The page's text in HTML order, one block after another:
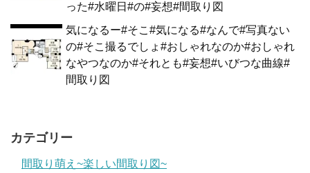
った#水曜日#の#妄想#間取り図
気になるー#そこ#気になる#なんで#写真ない
の#そこ撮るでしょ#おしゃれなのか#おしゃれ
なやつなのか#それとも#妄想#いびつな曲線#
間取り図
カテゴリー
間取り萌え~楽しい間取り図~